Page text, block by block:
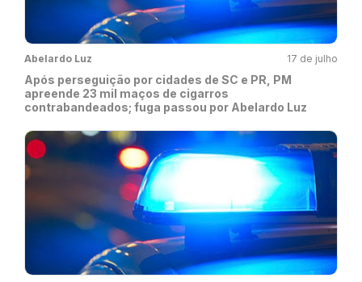
Abelardo Luz 17 de julho
Após perseguição por cidades de SC e PR, PM
apreende 23 mil maços de cigarros
contrabandeados; fuga passou por Abelardo Luz